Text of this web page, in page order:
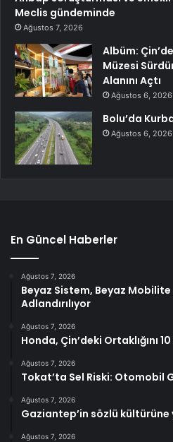
Meclis gündeminde
Ağustos 7, 2026
Albüm:
Müzesi
Alanını Açtı
Ağustos 6, 2026
Bolu’da
Ağustos 6, 2026
En Güncel Haberler
Ağustos 7, 2026
Beyaz Sistem, Beyaz Mobilite
Adlandırılıyor
Ağustos 7, 2026
Honda, Çin’deki Ortaklığını 10
Ağustos 7, 2026
Tokat’ta Sel Riski: Otomobil
Ağustos 7, 2026
Gaziantep’in sözlü kültürüne
Ağustos 7, 2026